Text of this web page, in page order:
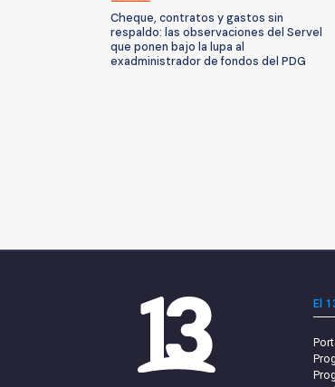
Cheque, contratos y gastos sin
respaldo: las observaciones del Servel
que ponen bajo la lupa al
exadministrador de fondos del PDG
El